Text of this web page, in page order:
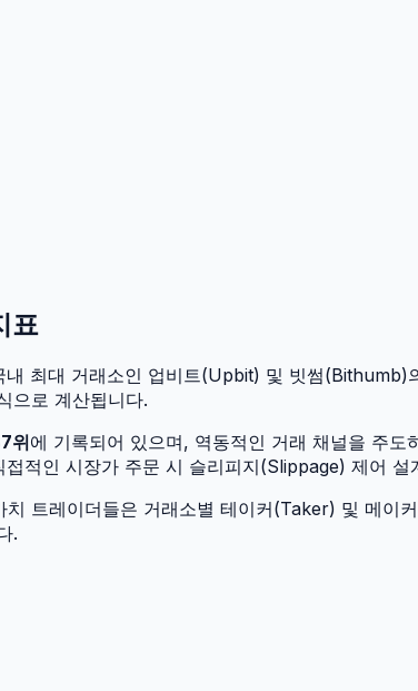
표
최대 거래소인 업비트(Upbit) 및 빗썸
으로 계산됩니다.
위에 기록되어 있으며, 역동적인 거래 채널을 주도
적인 시장가 주문 시 슬리피지(Slippage) 제어 설
트레이더들은 거래소별 테이커(Taker) 및 메이
.